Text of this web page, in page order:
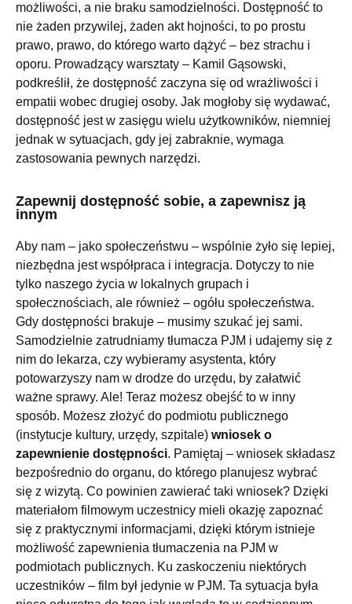
możliwości, a nie braku samodzielności. Dostępność to
nie żaden przywilej, żaden akt hojności, to po prostu
prawo, prawo, do którego warto dążyć – bez strachu i
oporu. Prowadzący warsztaty – Kamil Gąsowski,
podkreślił, że dostępność zaczyna się od wrażliwości i
empatii wobec drugiej osoby. Jak mogłoby się wydawać,
dostępność jest w zasięgu wielu użytkowników, niemniej
jednak w sytuacjach, gdy jej zabraknie, wymaga
zastosowania pewnych narzędzi.
Zapewnij dostępność sobie, a zapewnisz ją
innym
Aby nam – jako społeczeństwu – wspólnie żyło się lepiej,
niezbędna jest współpraca i integracja. Dotyczy to nie
tylko naszego życia w lokalnych grupach i
społecznościach, ale również – ogółu społeczeństwa.
Gdy dostępności brakuje – musimy szukać jej sami.
Samodzielnie zatrudniamy tłumacza PJM i udajemy się z
nim do lekarza, czy wybieramy asystenta, który
potowarzyszy nam w drodze do urzędu, by załatwić
ważne sprawy. Ale! Teraz możesz obejść to w inny
sposób. Możesz złożyć do podmiotu publicznego
(instytucje kultury, urzędy, szpitale) wniosek o
zapewnienie dostępności. Pamiętaj – wniosek składasz
bezpośrednio do organu, do którego planujesz wybrać
się z wizytą. Co powinien zawierać taki wniosek? Dzięki
materiałom filmowym uczestnicy mieli okazję zapoznać
się z praktycznymi informacjami, dzięki którym istnieje
możliwość zapewnienia tłumaczenia na PJM w
podmiotach publicznych. Ku zaskoczeniu niektórych
uczestników – film był jedynie w PJM. Ta sytuacja była